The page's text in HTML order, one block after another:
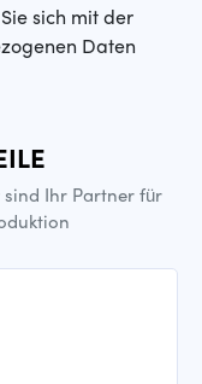
sich mit der
Daten
Ihr Partner für